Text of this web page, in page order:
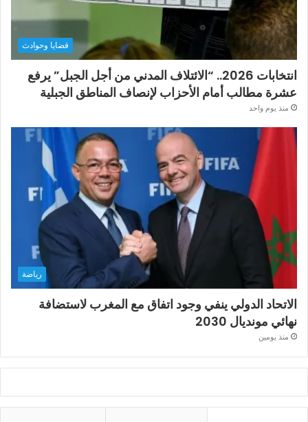
قضايا وحوادث
انتخابات 2026.. “الائتلاف المدني من أجل الجبل” يرفع
عشرة مطالب أمام الأحزاب لإنصاف المناطق الجبلية
منذ يوم واحد
رياضة
الاتحاد الدولي ينفي وجود اتفاق مع المغرب لاستضافة
نهائي مونديال 2030
منذ يومين